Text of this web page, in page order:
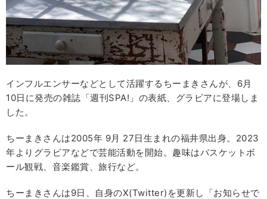
インフルエンサーなどとして活躍するちーまきさんが、6月
10日に発売の雑誌「週刊SPA!」の表紙、グラビアに登場しま
した。
ちーまきさんは2005年 9月 27日生まれの福井県出身。2023
年よりグラビアなどで芸能活動を開始。趣味はバスケットボ
ール観戦、音楽鑑賞、旅行など。
ちーまきさんは9日、自身のX(Twitter)を更新し「お知らせで